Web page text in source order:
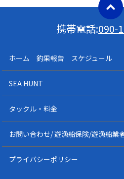
携帯電話:090-
ホーム 釣果報告 スケジュール
SEA HUNT
タックル・料金
お問い合わせ/ 遊漁船保険/遊漁船業
プライバシーポリシー